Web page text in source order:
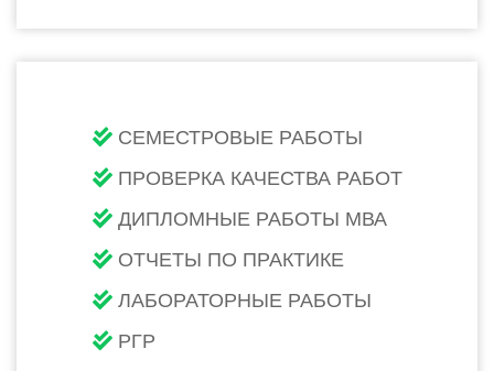
СЕМЕСТРОВЫЕ РАБОТЫ
ПРОВЕРКА КАЧЕСТВА РАБОТ
ДИПЛОМНЫЕ РАБОТЫ МВА
ОТЧЕТЫ ПО ПРАКТИКЕ
ЛАБОРАТОРНЫЕ РАБОТЫ
РГР